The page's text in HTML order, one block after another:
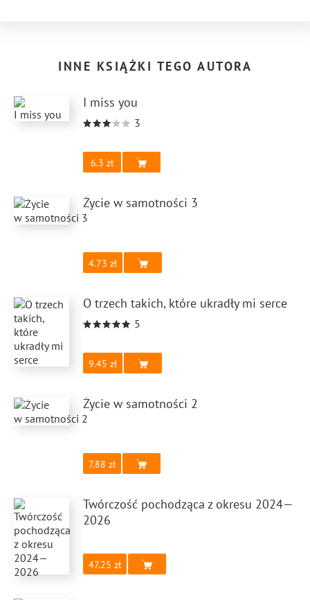
INNE KSIĄŻKI TEGO AUTORA
I miss you
3
6.3
Życie w samotności 3
4.73
O trzech takich, które ukradły mi serce
5
9.45
Życie w samotności 2
7.88
Twórczość pochodząca z okresu 2024—
2026
47.25